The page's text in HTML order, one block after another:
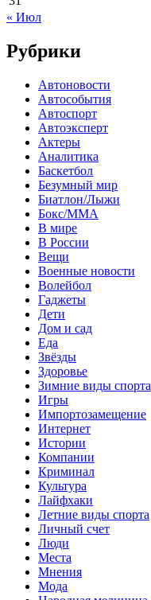
« Июл
Рубрики
Автоновости
Автособытия
Автоспорт
Автоэксперт
Актеры
Аналитика
Баскетбол
Безумный мир
Биатлон/Лыжи
Бокс/MMA
В мире
В России
Вещи
Военные новости
Волейбол
Гаджеты
Дети
Дом и сад
Еда
Звёзды
Здоровье
Зимние виды спорта
Игры
Импортозамещение
Интернет
Истории
Компании
Криминал
Культура
Лайфхаки
Летние виды спорта
Личный счет
Люди
Места
Мнения
Мода